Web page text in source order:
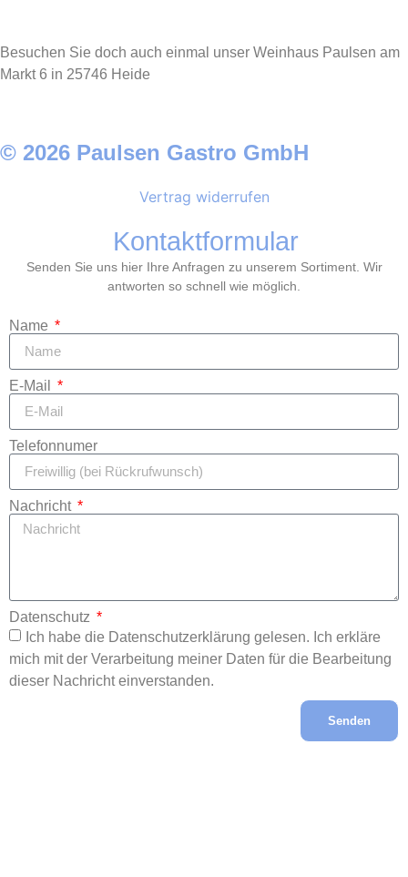
Besuchen Sie doch auch einmal unser Weinhaus Paulsen am
Markt 6 in 25746 Heide
© 2026 Paulsen Gastro GmbH
Vertrag widerrufen
Kontaktformular
Senden Sie uns hier Ihre Anfragen zu unserem Sortiment. Wir
antworten so schnell wie möglich.
Name
E-Mail
Telefonnumer
Nachricht
Datenschutz
Ich habe die Datenschutzerklärung gelesen. Ich erkläre
mich mit der Verarbeitung meiner Daten für die Bearbeitung
dieser Nachricht einverstanden.
Senden